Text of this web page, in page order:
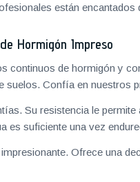
están encantados
Hormigón Impreso
continuos de hormigón y
suelos. Confía en nuestros
Su resistencia le permite
es suficiente una vez
Ofrece una